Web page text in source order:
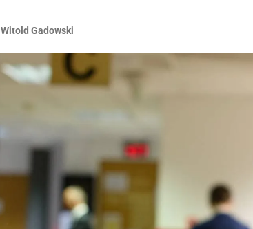
Witold Gadowski